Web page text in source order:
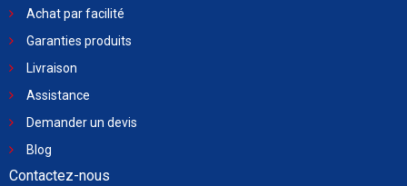
Achat par facilité
Garanties produits
Livraison
Assistance
Demander un devis
Blog
Contactez-nous